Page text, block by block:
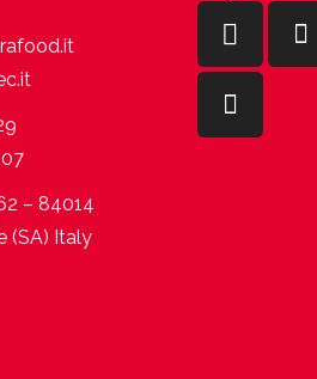
– 84014
(SA) Italy